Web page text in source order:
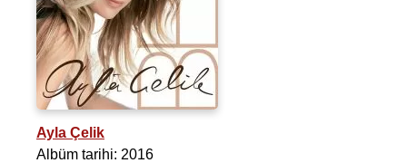
Ayla Çelik
Albüm tarihi: 2016